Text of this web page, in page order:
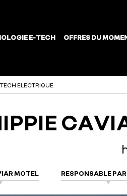
ELECTRIQUE
MOTEL RESPONSABLE